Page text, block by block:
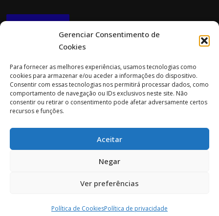
Gerenciar Consentimento de
Cookies
Para fornecer as melhores experiências, usamos tecnologias como
cookies para armazenar e/ou aceder a informações do dispositivo.
Consentir com essas tecnologias nos permitirá processar dados, como
comportamento de navegação ou IDs exclusivos neste site. Não
consentir ou retirar o consentimento pode afetar adversamente certos
recursos e funções.
Aceitar
Negar
Ver preferências
Política de CookiesPolítica de privacidade
NEWSLETTER
Morada:
Rua Cidade do Porto 151
4705-085 Braga
Tlm: 919 782 600 (chamada para a rede móvel nacional)
Screenr parallax themepor FameThemes